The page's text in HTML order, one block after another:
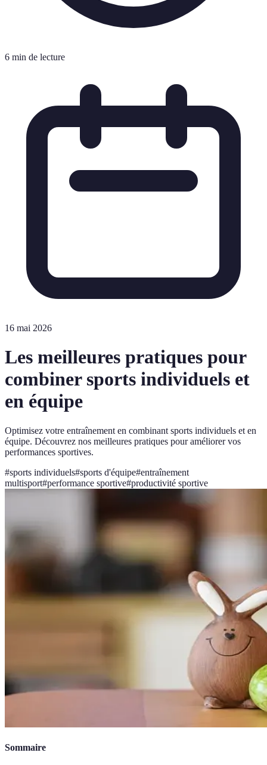
6 min de lecture
16 mai 2026
Les meilleures pratiques pour
combiner sports individuels et
en équipe
Optimisez votre entraînement en combinant sports individuels et en
équipe. Découvrez nos meilleures pratiques pour améliorer vos
performances sportives.
#sports individuels#sports d'équipe#entraînement
multisport#performance sportive#productivité sportive
Sommaire